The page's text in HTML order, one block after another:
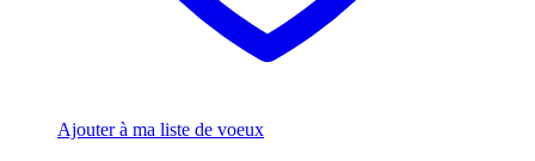
Ajouter à ma liste de voeux